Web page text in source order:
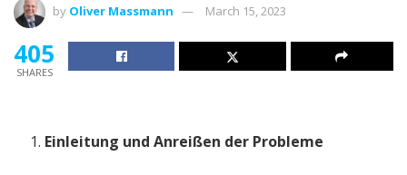
by Oliver Massmann March 15, 2023
405
SHARES
Einleitung und Anreißen der Probleme